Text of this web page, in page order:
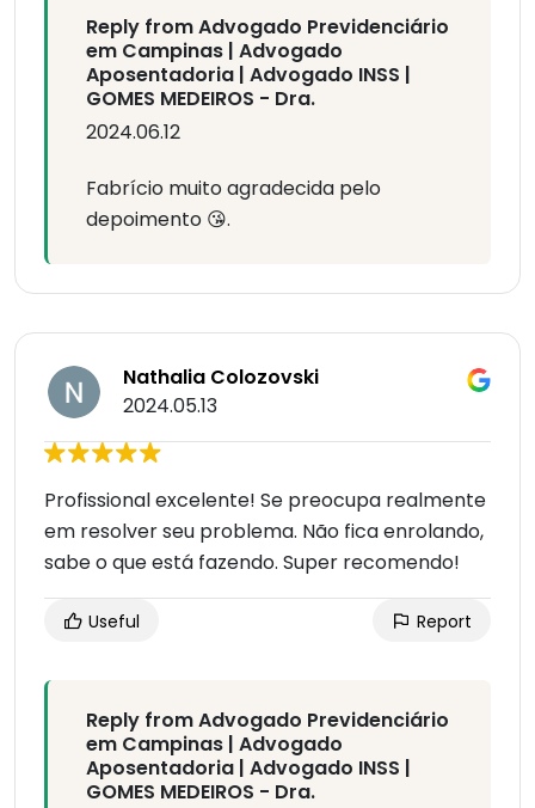
Reply from Advogado Previdenciário
em Campinas | Advogado
Aposentadoria | Advogado INSS |
GOMES MEDEIROS - Dra.
2024.06.12
Fabrício muito agradecida pelo
depoimento 😘.
Nathalia Colozovski
2024.05.13
Profissional excelente! Se preocupa realmente
em resolver seu problema. Não fica enrolando,
sabe o que está fazendo. Super recomendo!
Useful Report
Reply from Advogado Previdenciário
em Campinas | Advogado
Aposentadoria | Advogado INSS |
GOMES MEDEIROS - Dra.